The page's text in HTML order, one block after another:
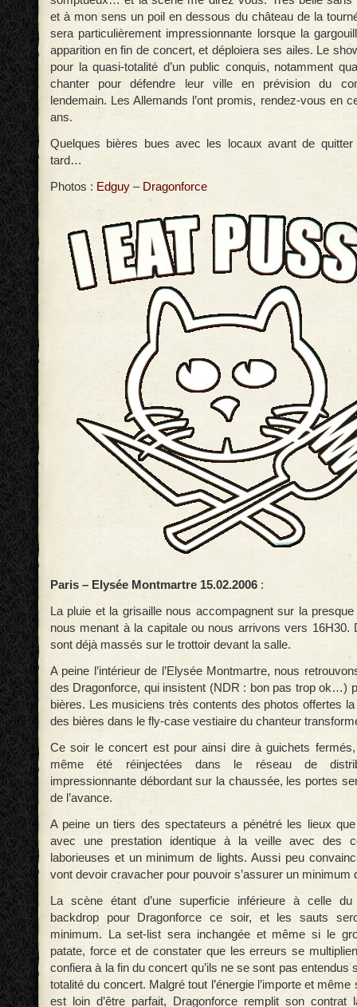
et à mon sens un poil en dessous du château de la
sera particulièrement impressionnante lorsque la
apparition en fin de concert, et déploiera ses ailes. Le
pour la quasi-totalité d’un public conquis, notamment
chanter pour défendre leur ville en prévision du
lendemain. Les Allemands l’ont promis, rendez-vous en
ans.
Quelques bières bues avec les locaux avant de
tard…
Photos : Edguy – Dragonforce
Paris – Elysée Montmartre 15.02.2006 :
La pluie et la grisaille nous accompagnent sur la
nous menant à la capitale ou nous arrivons vers 16H30.
sont déjà massés sur le trottoir devant la salle.
A peine l’intérieur de l’Elysée Montmartre, nous
des Dragonforce, qui insistent (NDR : bon pas trop ok…)
bières. Les musiciens très contents des photos offertes
des bières dans le fly-case vestiaire du chanteur
Ce soir le concert est pour ainsi dire à guichets
même été réinjectées dans le réseau de
impressionnante débordant sur la chaussée, les portes
de l’avance.
A peine un tiers des spectateurs a pénétré les lieux
avec une prestation identique à la veille avec des
laborieuses et un minimum de lights. Aussi peu
vont devoir cravacher pour pouvoir s’assurer un minimum
La scène étant d’une superficie inférieure à celle
backdrop pour Dragonforce ce soir, et les sauts
minimum. La set-list sera inchangée et même si le
patate, force et de constater que les erreurs se
confiera à la fin du concert qu’ils ne se sont pas entendus
totalité du concert. Malgré tout l’énergie l’importe et
est loin d’être parfait, Dragonforce remplit son contrat